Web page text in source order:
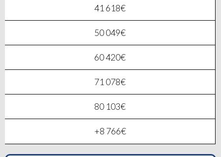
41 618€
50 049€
60 420€
71 078€
80 103€
+8 766€